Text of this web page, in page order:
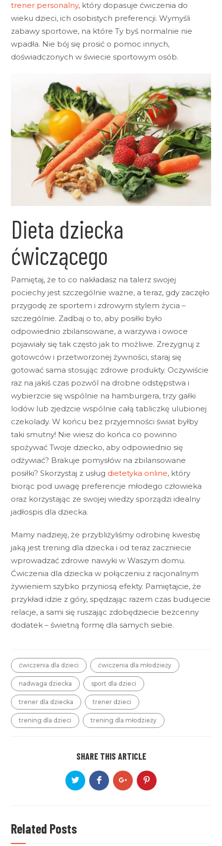
trener personalny, który dopasuje ćwiczenia do
wieku dzieci, ich osobistych preferencji. Wymyśli
zabawy sportowe, na które Ty byś normalnie nie
wpadła. Nie bój się prosić o pomoc innych,
doświadczonych w świecie sportowym osób.
Dieta dziecka
ćwiczącego
Pamiętaj, że to co nakładasz na talerz swojej
pociechy jest szczególnie ważne, a teraz, gdy zaczęło
przygodę ze sportem i zdrowym stylem życia –
szczególnie. Zadbaj o to, aby posiłki było
odpowiednio zbilansowane, a warzywa i owoce
pojawiały się tak często jak to możliwe. Zrezygnuj z
gotowców i przetworzonej żywności, staraj się
gotować sama stosując zdrowe produkty. Oczywiście
raz na jakiś czas pozwól na drobne odstępstwa i
wybierzcie się wspólnie na hamburgera, trzy gałki
lodów lub zjedzcie wspólnie całą tabliczkę ulubionej
czekolady. W końcu bez przyjemności świat byłby
taki smutny! Nie wiesz do końca co powinno
spożywać Twoje dziecko, aby odpowiednio się
odżywiać? Brakuje pomysłów na zbilansowane
posiłki? Skorzystaj z usług dietetyka online, który
biorąc pod uwagę preferencje młodego człowieka
oraz korzystając ze swojej wiedzy sporządzi idealny
jadłospis dla dziecka.
Mamy nadzieję, że przybliżyliśmy odrobinę kwestię
jaką jest trening dla dziecka i od teraz zaczniecie
wprowadzać zdrowe nawyki w Waszym domu.
Ćwiczenia dla dziecka w połączeniu z racjonalnym
żywieniem szybko przyniosą efekty. Pamiętajcie, że
przykład idzie z góry, spędzając razem czas budujecie
relacje, a sami się ruszając zdobędziecie bezcenny
dodatek – świetną formę dla samych siebie.
ćwiczenia dla dzieci ćwiczenia dla młodzieży
nadwaga dziecka sport dla dzieci
trener dla dziecka trener dzieci
trening dla dzieci trening dla młodzieży
SHARE THIS ARTICLE
Related Posts